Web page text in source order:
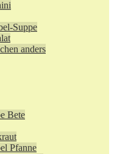
Suppe
anders
Bete
Pfanne